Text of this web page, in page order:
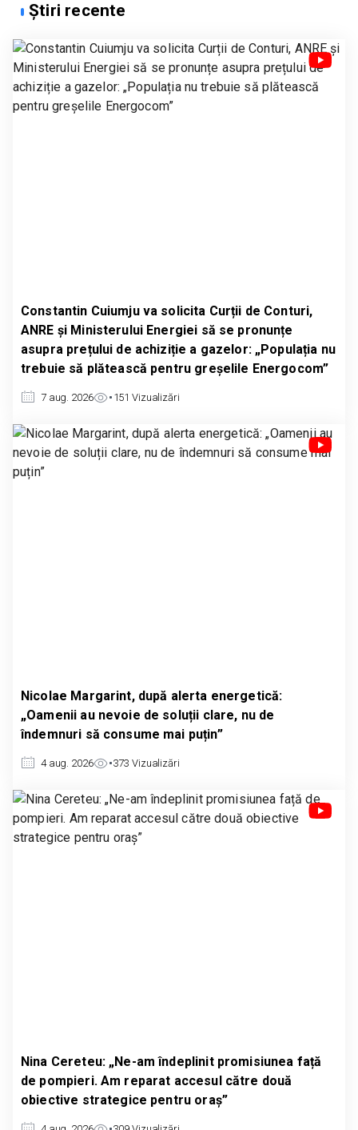
Știri recente
Constantin Cuiumju va solicita Curții de Conturi,
ANRE și Ministerului Energiei să se pronunțe
asupra prețului de achiziție a gazelor: „Populația nu
trebuie să plătească pentru greșelile Energocom”
7 aug. 2026 151 Vizualizări
Nicolae Margarint, după alerta energetică:
„Oamenii au nevoie de soluții clare, nu de
îndemnuri să consume mai puțin”
4 aug. 2026 373 Vizualizări
Nina Cereteu: „Ne-am îndeplinit promisiunea față
de pompieri. Am reparat accesul către două
obiective strategice pentru oraș”